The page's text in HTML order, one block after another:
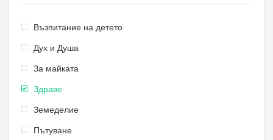
Възпитание на детето
Дух и Душа
За майката
Здраве
Земеделие
Пътуване